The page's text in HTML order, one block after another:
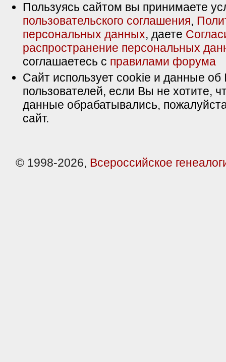
Пользуясь сайтом вы принимаете
пользовательского соглашения,
персональных данных, даете
распространение персональных
соглашаетесь с правилами форума
Сайт использует cookie и данные об
пользователей, если Вы не хотите,
данные обрабатывались,
сайт.
© 1998-2026, Всероссийское